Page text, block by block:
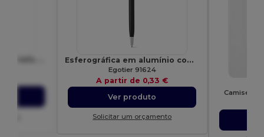
Esferográfica em alumínio com mecanismo twist e ponteira touch
Egotier 91624
A partir de 0,33 €
Ver produto
Solicitar um orçamento
Camiseta